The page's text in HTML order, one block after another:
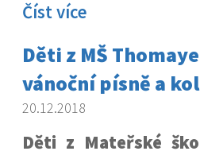
Číst více
Děti z MŠ
vánoční písně a
20.12.2018
Děti z Mateřské